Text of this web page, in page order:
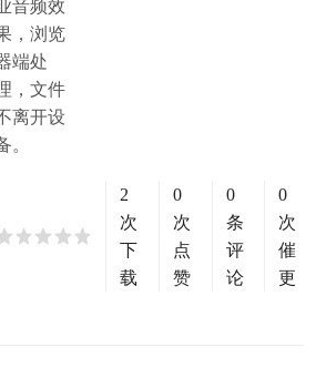
音频效
，浏览
端处
，文件
离开设
。
2
次
下
载
0
次
点
赞
0
条
评
论
0
次
催
更